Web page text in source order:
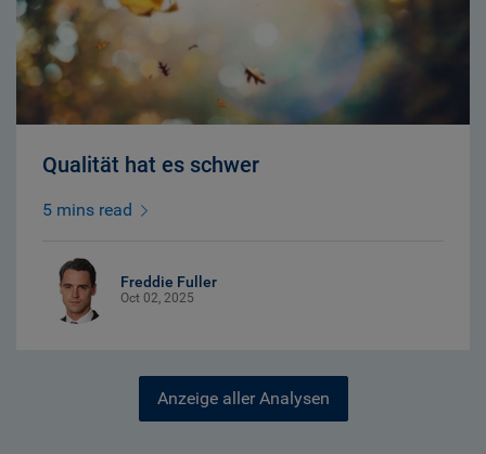
Qualität hat es schwer
5 mins read
Freddie Fuller
Oct 02, 2025
Anzeige aller Analysen